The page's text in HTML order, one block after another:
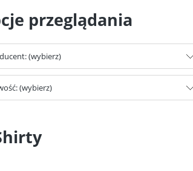
przeglądania
(wybierz)
(wybierz)